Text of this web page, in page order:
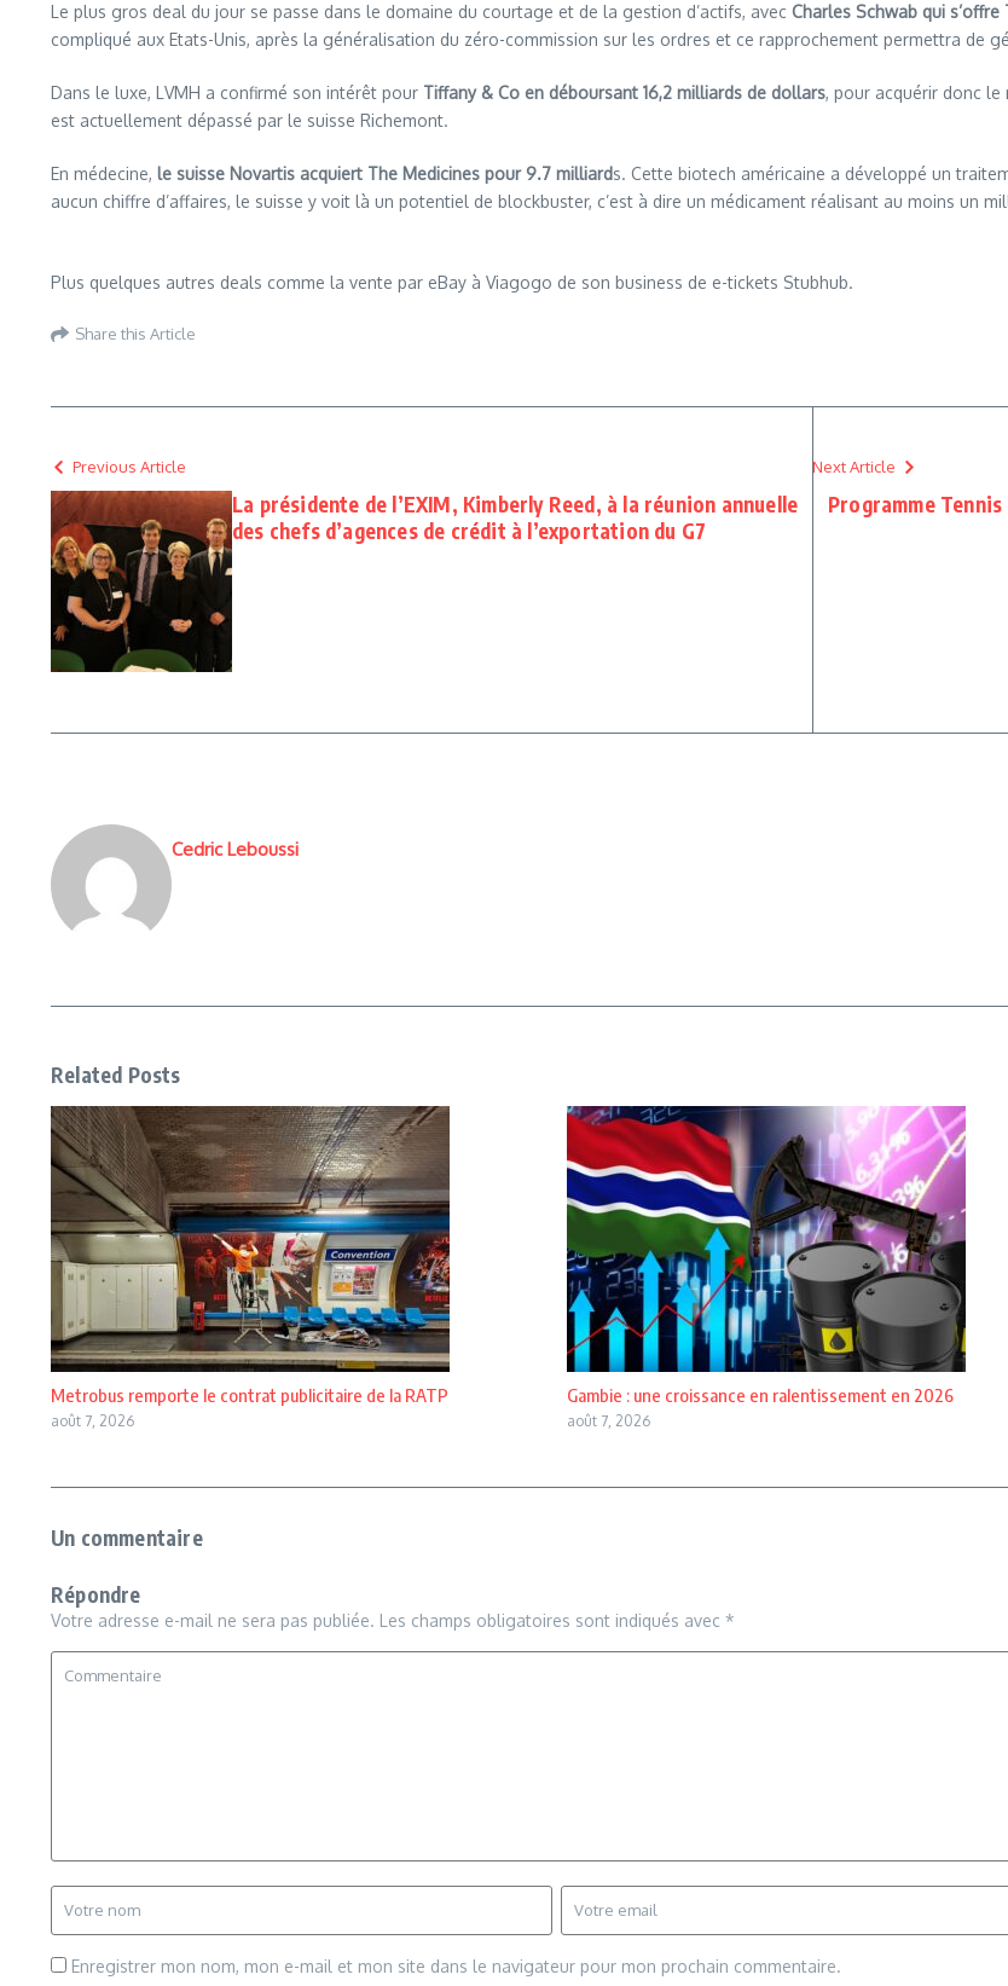
Le plus gros deal du jour se passe dans le domaine du courtage et de la gestion d’actifs, avec Charles Schwab qui
compliqué aux Etats-Unis, après la généralisation du zéro-commission sur les ordres et ce rapprochement permettra de
Dans le luxe, LVMH a confirmé son intérêt pour Tiffany & Co en déboursant 16,2 milliards de dollars, pour acquérir donc
est actuellement dépassé par le suisse Richemont.
En médecine, le suisse Novartis acquiert The Medicines pour 9.7 milliards. Cette biotech américaine a développé un
aucun chiffre d’affaires, le suisse y voit là un potentiel de blockbuster, c’est à dire un médicament réalisant au moins un
Plus quelques autres deals comme la vente par eBay à Viagogo de son business de e-tickets Stubhub.
Share this Article
Previous Article
La présidente de l’EXIM, Kimberly Reed, à la réunion annuelle
des chefs d’agences de crédit à l’exportation du G7
Next Article
Programme
Cedric Leboussi
Related Posts
Metrobus remporte le contrat publicitaire de la RATP
août 7, 2026
Gambie : une croissance en ralentissement en 2026
août 7, 2026
Un commentaire
Répondre
Votre adresse e-mail ne sera pas publiée. Les champs obligatoires sont indiqués avec *
Enregistrer mon nom, mon e-mail et mon site dans le navigateur pour mon prochain commentaire.